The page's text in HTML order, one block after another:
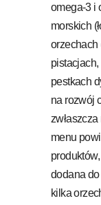
omega-3 i
morskich
orzechach
pestkach
na rozwój
menu
dodana do
kilka